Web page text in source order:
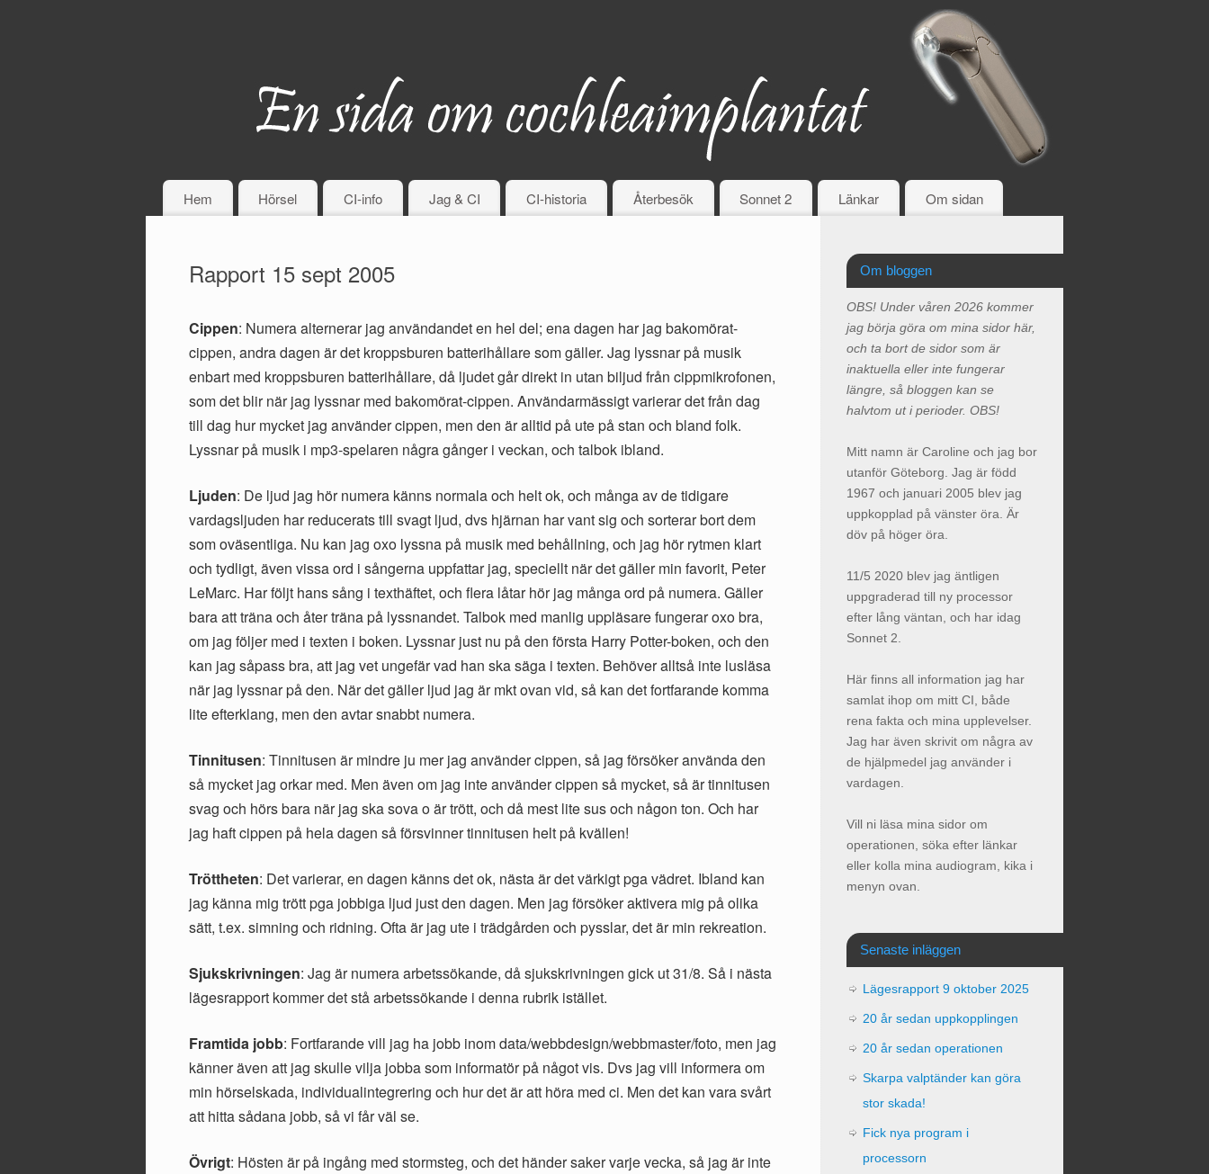
Hem Hörsel CI-info Jag & CI CI-historia Återbesök Sonnet 2 Länkar Om sidan
Rapport 15 sept 2005
Cippen: Numera alternerar jag användandet en hel del; ena dagen har jag bakomörat-
cippen, andra dagen är det kroppsburen batterihållare som gäller. Jag lyssnar på musik
enbart med kroppsburen batterihållare, då ljudet går direkt in utan biljud från cippmikrofonen,
som det blir när jag lyssnar med bakomörat-cippen. Användarmässigt varierar det från dag
till dag hur mycket jag använder cippen, men den är alltid på ute på stan och bland folk.
Lyssnar på musik i mp3-spelaren några gånger i veckan, och talbok ibland.
Ljuden: De ljud jag hör numera känns normala och helt ok, och många av de tidigare
vardagsljuden har reducerats till svagt ljud, dvs hjärnan har vant sig och sorterar bort dem
som oväsentliga. Nu kan jag oxo lyssna på musik med behållning, och jag hör rytmen klart
och tydligt, även vissa ord i sångerna uppfattar jag, speciellt när det gäller min favorit, Peter
LeMarc. Har följt hans sång i texthäftet, och flera låtar hör jag många ord på numera. Gäller
bara att träna och åter träna på lyssnandet. Talbok med manlig uppläsare fungerar oxo bra,
om jag följer med i texten i boken. Lyssnar just nu på den första Harry Potter-boken, och den
kan jag såpass bra, att jag vet ungefär vad han ska säga i texten. Behöver alltså inte lusläsa
när jag lyssnar på den. När det gäller ljud jag är mkt ovan vid, så kan det fortfarande komma
lite efterklang, men den avtar snabbt numera.
Tinnitusen: Tinnitusen är mindre ju mer jag använder cippen, så jag försöker använda den
så mycket jag orkar med. Men även om jag inte använder cippen så mycket, så är tinnitusen
svag och hörs bara när jag ska sova o är trött, och då mest lite sus och någon ton. Och har
jag haft cippen på hela dagen så försvinner tinnitusen helt på kvällen!
Tröttheten: Det varierar, en dagen känns det ok, nästa är det värkigt pga vädret. Ibland kan
jag känna mig trött pga jobbiga ljud just den dagen. Men jag försöker aktivera mig på olika
sätt, t.ex. simning och ridning. Ofta är jag ute i trädgården och pysslar, det är min rekreation.
Sjukskrivningen: Jag är numera arbetssökande, då sjukskrivningen gick ut 31/8. Så i nästa
lägesrapport kommer det stå arbetssökande i denna rubrik istället.
Framtida jobb: Fortfarande vill jag ha jobb inom data/webbdesign/webbmaster/foto, men jag
känner även att jag skulle vilja jobba som informatör på något vis. Dvs jag vill informera om
min hörselskada, individualintegrering och hur det är att höra med ci. Men det kan vara svårt
att hitta sådana jobb, så vi får väl se.
Övrigt: Hösten är på ingång med stormsteg, och det händer saker varje vecka, så jag är inte
Om bloggen
OBS! Under våren 2026 kommer
jag börja göra om mina sidor här,
och ta bort de sidor som är
inaktuella eller inte fungerar
längre, så bloggen kan se
halvtom ut i perioder. OBS!
Mitt namn är Caroline och jag bor
utanför Göteborg. Jag är född
1967 och januari 2005 blev jag
uppkopplad på vänster öra. Är
döv på höger öra.
11/5 2020 blev jag äntligen
uppgraderad till ny processor
efter lång väntan, och har idag
Sonnet 2.
Här finns all information jag har
samlat ihop om mitt CI, både
rena fakta och mina upplevelser.
Jag har även skrivit om några av
de hjälpmedel jag använder i
vardagen.
Vill ni läsa mina sidor om
operationen, söka efter länkar
eller kolla mina audiogram, kika i
menyn ovan.
Senaste inläggen
Lägesrapport 9 oktober 2025
20 år sedan uppkopplingen
20 år sedan operationen
Skarpa valptänder kan göra
stor skada!
Fick nya program i
processorn